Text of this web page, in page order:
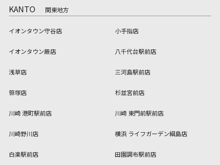
KANTO 関東地方
イオンタウン守谷店 小手指店
イオンタウン蕨店 八千代台駅前店
浅草店 三河島駅前店
笹塚店 杉並宮前店
川崎 港町駅前店 川崎 東門前駅前店
川崎野川店 横浜 ライフガーデン綱島店
白楽駅前店 田園調布駅前店